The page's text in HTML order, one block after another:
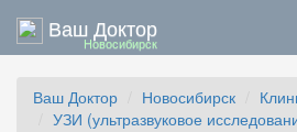
Ваш Доктор
Новосибирск
Ваш Доктор Новосибирск
УЗИ (ультразвуковое